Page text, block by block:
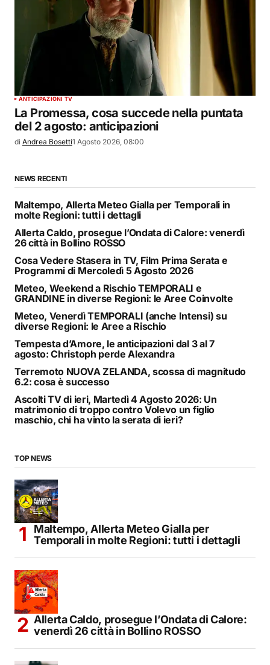
ANTICIPAZIONI TV
La Promessa, cosa succede nella puntata
del 2 agosto: anticipazioni
di Andrea Bosetti1 Agosto 2026, 08:00
NEWS RECENTI
Maltempo, Allerta Meteo Gialla per Temporali in
molte Regioni: tutti i dettagli
Allerta Caldo, prosegue l’Ondata di Calore: venerdì
26 città in Bollino ROSSO
Cosa Vedere Stasera in TV, Film Prima Serata e
Programmi di Mercoledì 5 Agosto 2026
Meteo, Weekend a Rischio TEMPORALI e
GRANDINE in diverse Regioni: le Aree Coinvolte
Meteo, Venerdì TEMPORALI (anche Intensi) su
diverse Regioni: le Aree a Rischio
Tempesta d’Amore, le anticipazioni dal 3 al 7
agosto: Christoph perde Alexandra
Terremoto NUOVA ZELANDA, scossa di magnitudo
6.2: cosa è successo
Ascolti TV di ieri, Martedì 4 Agosto 2026: Un
matrimonio di troppo contro Volevo un figlio
maschio, chi ha vinto la serata di ieri?
TOP NEWS
Maltempo, Allerta Meteo Gialla per
Temporali in molte Regioni: tutti i dettagli
Allerta Caldo, prosegue l’Ondata di Calore:
venerdì 26 città in Bollino ROSSO